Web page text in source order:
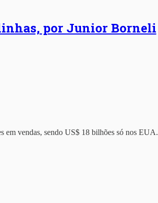
por Junior Borneli
vendas, sendo US$ 18 bilhões só nos EUA.